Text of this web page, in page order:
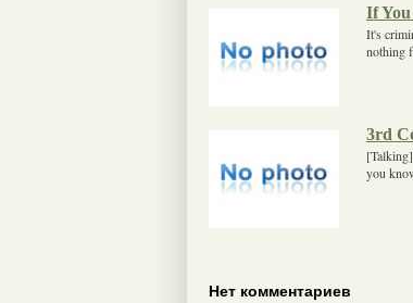
If
It's
nothing
3rd
you
Нет комментариев